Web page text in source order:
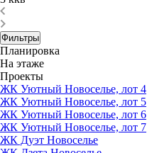
Фильтры
Планировка
На этаже
Проекты
ЖК Уютный Новоселье, лот 4
ЖК Уютный Новоселье, лот 5
ЖК Уютный Новоселье, лот 6
ЖК Уютный Новоселье, лот 7
ЖК Дуэт Новоселье